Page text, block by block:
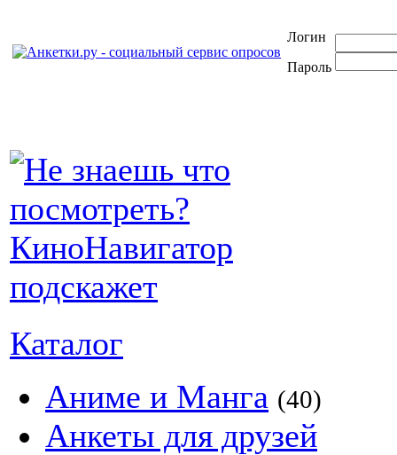
Логин
Пароль
Каталог
Аниме и Манга (40)
Анкеты для друзей